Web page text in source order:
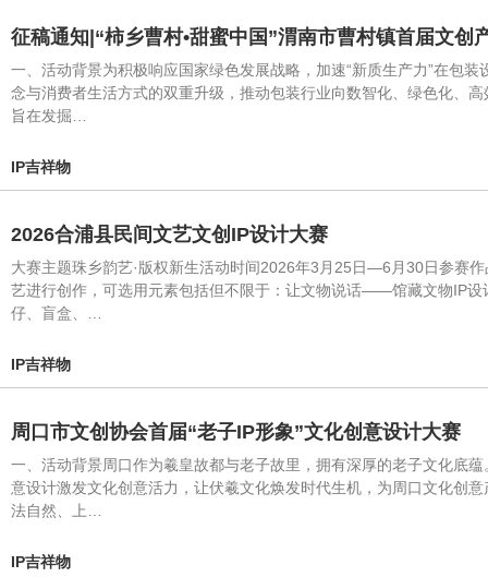
征稿通知|“柿乡曹村•甜蜜中国”渭南市曹村镇首届文创
一、活动背景为积极响应国家绿色发展战略，加速“新质生产力”在包
念与消费者生活方式的双重升级，推动包装行业向数智化、绿色化、
旨在发掘…
IP吉祥物
2026合浦县民间文艺文创IP设计大赛
大赛主题珠乡韵艺·版权新生活动时间2026年3月25日—6月30日参赛
艺进行创作，可选用元素包括但不限于：让文物说话——馆藏文物IP设
仔、盲盒、…
IP吉祥物
周口市文创协会首届“老子IP形象”文化创意设计大赛
一、活动背景周口作为羲皇故都与老子故里，拥有深厚的老子文化底
意设计激发文化创意活力，让伏羲文化焕发时代生机，为周口文化创
法自然、上…
IP吉祥物